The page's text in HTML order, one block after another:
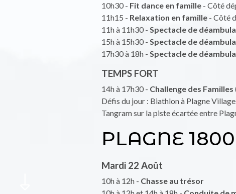
10h30 - Fit dance en famille - Côté
11h15 - Relaxation en famille - Côté
11h à 11h30 - Spectacle de
15h à 15h30 - Spectacle de
17h30 à 18h - Spectacle de
TEMPS FORT
14h à 17h30 - Challenge des Familles
Défis du jour : Biathlon à Plagne
Tangram sur la piste écartée entre
PLAGNE 1800
Mardi 22 Août
10h à 12h - Chasse au trésor